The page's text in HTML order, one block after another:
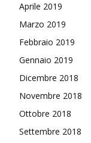
Aprile 2019
Marzo 2019
Febbraio 2019
Gennaio 2019
Dicembre 2018
Novembre 2018
Ottobre 2018
Settembre 2018